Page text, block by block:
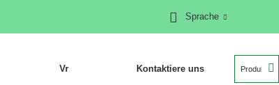
Sprache
Vr Kontaktiere uns